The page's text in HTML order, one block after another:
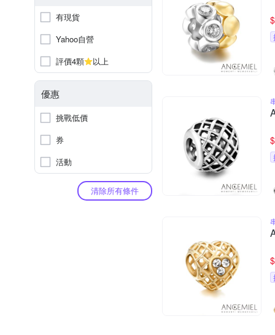
有現貨
Yahoo自營
評價4顆
以上
優惠
挑戰低價
券
活動
清除所有條件
$
$
$